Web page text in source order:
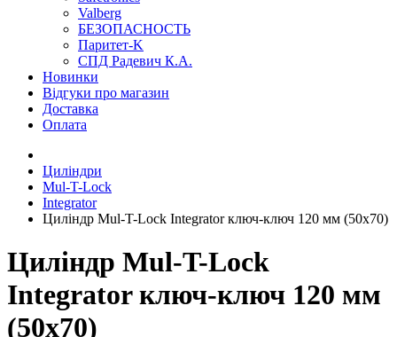
Valberg
БЕЗОПАСНОСТЬ
Паритет-K
СПД Радевич К.А.
Новинки
Відгуки про магазин
Доставка
Оплата
Циліндри
Mul-T-Lock
Integrator
Циліндр Mul-T-Lock Integrator ключ-ключ 120 мм (50x70)
Циліндр Mul-T-Lock
Integrator ключ-ключ 120 мм
(50x70)